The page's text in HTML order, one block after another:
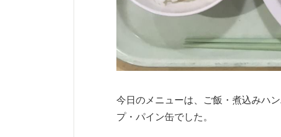
今日のメニューは、ご飯・煮込みハ
プ・パイン缶でした。